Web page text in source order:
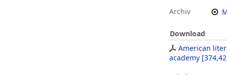
Archiv
Download
American
academy [